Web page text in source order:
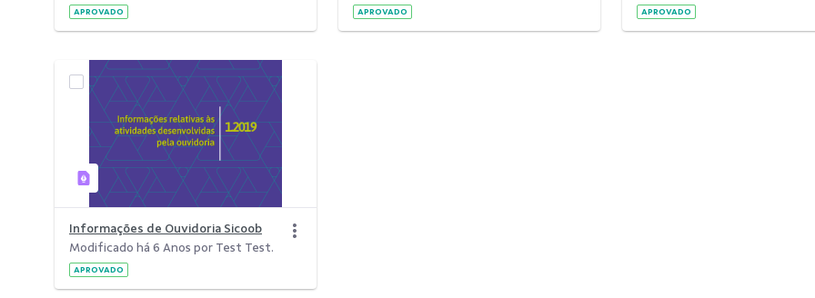
APROVADO APROVADO APROVADO
Informações de Ouvidoria Sicoob
Modificado há 6 Anos por Test Test.
APROVADO